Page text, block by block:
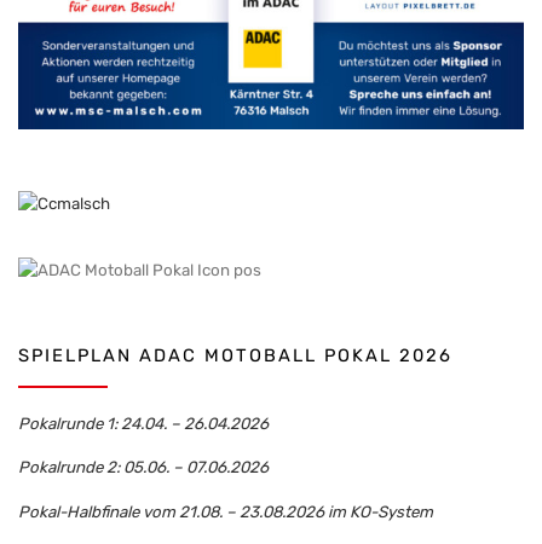
SPIELPLAN ADAC MOTOBALL POKAL 2026
Pokalrunde 1: 24.04. – 26.04.2026
Pokalrunde 2: 05.06. – 07.06.2026
Pokal-Halbfinale vom 21.08. – 23.08.2026 im KO-System